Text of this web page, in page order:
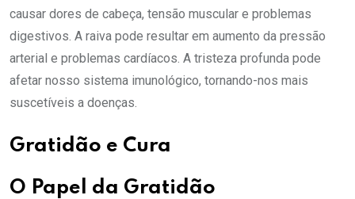
causar dores de cabeça, tensão muscular e problemas
digestivos. A raiva pode resultar em aumento da pressão
arterial e problemas cardíacos. A tristeza profunda pode
afetar nosso sistema imunológico, tornando-nos mais
suscetíveis a doenças.
Gratidão e Cura
O Papel da Gratidão